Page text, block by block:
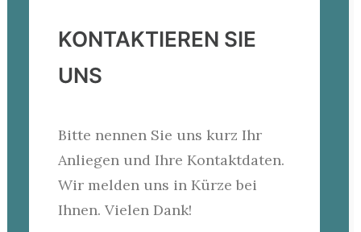
KONTAKTIEREN SIE
UNS
Bitte nennen Sie uns kurz Ihr
Anliegen und Ihre Kontaktdaten.
Wir melden uns in Kürze bei
Ihnen. Vielen Dank!